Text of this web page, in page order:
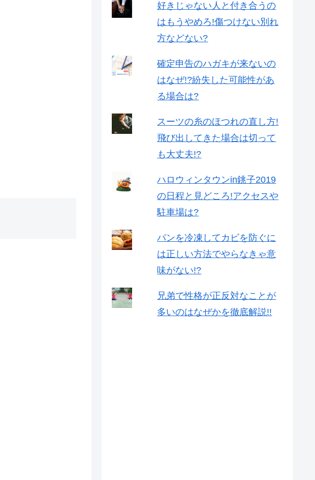
好きじゃない人と付き合うの
はもうやめろ!傷つけない別れ
方などない?
確定申告のハガキが来ないの
はなぜ!?紛失した可能性があ
る場合は?
スーツの糸のほつれの直し方!
飛び出してきた場合は切って
も大丈夫!?
ハロウィンタウンin銚子2019
の日程と見どころ!アクセスや
駐車場は?
パンを冷凍してカビを防ぐに
は正しい方法でやらなきゃ意
味がない!?
兄弟で性格が正反対なことが
多いのはなぜかを徹底解説!!